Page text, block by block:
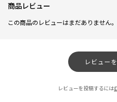
商品レビュー
この商品のレビューはまだありません。
レビュー
レビューを投稿するには